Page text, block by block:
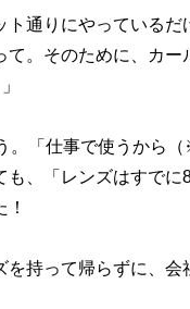
ト通りにやっている
。そのために、カー
「仕事で使うから
、「レンズはすでに
を持って帰らずに、